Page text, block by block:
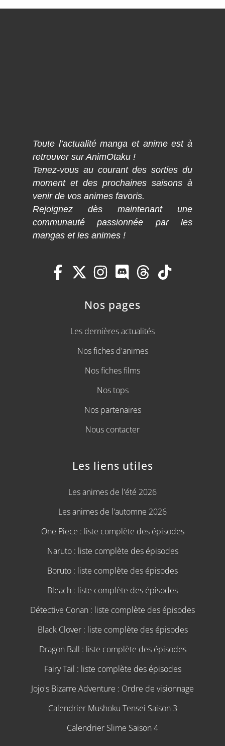
Toute l’actualité manga et anime est à
retrouver sur AnimOtaku !
Tenez-vous au courant des sorties du
moment et des prochaines saisons à
venir de vos animes favoris.
Rejoignez dès maintenant une
communauté passionnée par les
mangas et les animes !
Nos pages
Les dernières actualités
Nos fiches d'animes
Nos fiches films
Nos tops
Nos partenaires
Nous contacter
Les liens utiles
Les animes de l'été 2026
Les animes de l'automne 2026
One Piece : liste complète des épisodes
Naruto : liste complète des épisodes
Boruto : liste complète des épisodes
Bleach : liste complète des épisodes
Détective Conan : liste complète des épisodes
Black Clover : liste complète des épisodes
Dragon Ball : liste complète des épisodes
Fairy Tail : liste complète des épisodes
Jojo's Bizarre Adventure : Ordre de visionnage
Calendrier Mushoku Tensei Saison 3
Calendrier Slime Saison 4